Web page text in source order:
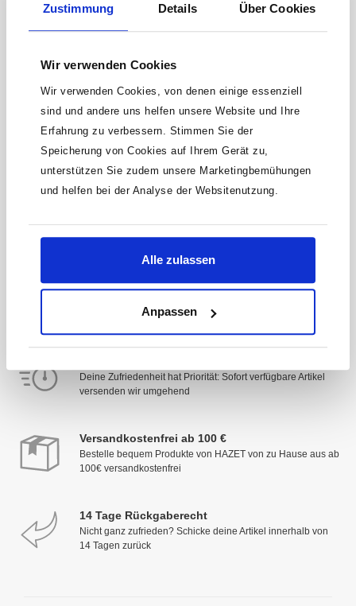
Zustimmung Details Über Cookies
Wir verwenden Cookies
Wir verwenden Cookies, von denen einige essenziell
sind und andere uns helfen unsere Website und Ihre
Erfahrung zu verbessern. Stimmen Sie der
Speicherung von Cookies auf Ihrem Gerät zu,
unterstützen Sie zudem unsere Marketingbemühungen
und helfen bei der Analyse der Websitenutzung.
Alle zulassen
Anpassen
zusätzlich einen 15€ Gutschein* für deinen
Mail-
Adresse*
anmelden
* Der Gutschein ist ab einem Warenwert von 200 €
Datenschutzbestimmungen. Alle Daten werden vertraulich
Deine Zufriedenheit hat Priorität: Sofort verfügbare Artikel
versenden wir umgehend
Versandkostenfrei ab 100 €
Bestelle bequem Produkte von HAZET von zu Hause aus ab
100€ versandkostenfrei
14 Tage Rückgaberecht
Nicht ganz zufrieden? Schicke deine Artikel innerhalb von
14 Tagen zurück